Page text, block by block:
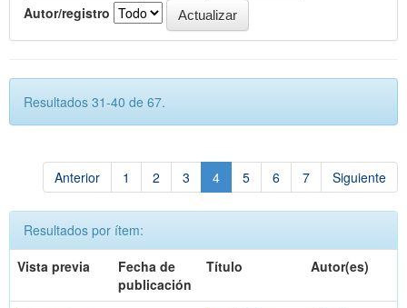
Autor/registro
Resultados 31-40 de 67.
Anterior 1 2 3 4 5 6 7 Siguiente
Resultados por ítem:
Vista previa
Fecha de
publicación
Título Autor(es)